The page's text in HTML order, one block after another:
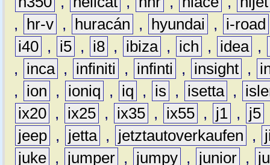
,
hr-v , huracán , hyundai ,
i-road
i40 , i5 , i8 , ibiza , ich , idea ,
,
inca , infiniti , infinti , insight ,
,
ion , ioniq , iq , is , isetta ,
ix20 , ix25 , ix35 , ix55 , j1 , j5
jeep , jetta , jetztautoverkaufen ,
juke , jumper , jumpy , junior ,